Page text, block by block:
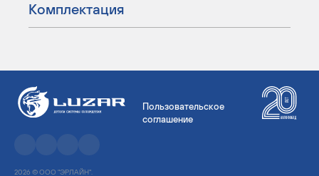
Комплектация
Пользовательское
соглашение
2026 © ООО "ЭРЛАЙН".